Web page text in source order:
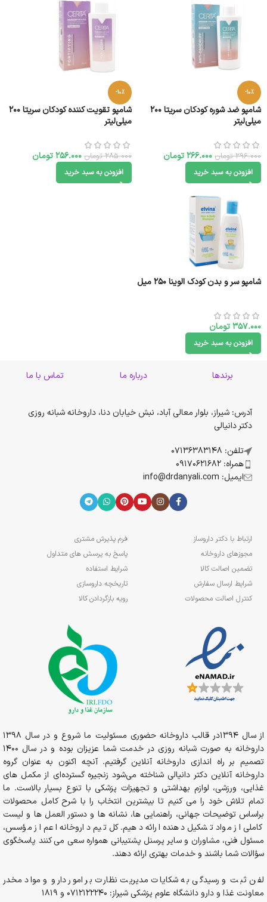
-10%
شامپو ضد شوره کودکان سریتا 200
میلی‌لیتر
296.000 تومان 266.000تومان
افزودن به سبد خرید
-10%
شامپو تقویت کننده کودکان سریتا 200
میلی‌لیتر
285.000 تومان 256.000تومان
افزودن به سبد خرید
شامپو سر و بدن کودک الوینا 250 میل
357.000تومان
افزودن به سبد خرید
برندها درباره ما تماس با ما
آدرس: شیراز، بلوار معالی آباد، نبش خیابان دنا، داروخانه شبانه روزی
دکتر دانیالی
تلفن: 07136383148
همراه: 09170621682
ایمیل: info@drdanyali.com
ارتباط با دکتر داروساز
مجوزهای داروخانه
تضمین اصالت کالا
شرایط ارسال سفارش
کنترل اصالت محصولات
فرم پذیرش مشتری
پاسخ به پرسش های متداول
شرایط استفاده
تاریخچه داروسازی
رویه بازگردادن کالا
از سال 1394در قالب داروخانه حضوری مسئولیت ما شروع و در سال 1398
داروخانه به صورت شبانه روزی در خدمت شما عزیزان بوده و در سال 1400
تصمیم بر راه اندازی داروخانه آنلاین گرفتیم. آنچه اکنون به عنوان گروه
داروخانه آنلاین دکتر دانیالی شناخته می‌شود زنجیره گسترده‌ای از مکمل های
غذایی، ورزشی، لوازم بهداشتی و تجهیزات پزشکی با تنوع بسیار بالاست. ما
تمام تلاش خود را می کنیم تا بیشترین انتخاب را با شرح کامل محصولات
براساس توضیحات جهانی، راهنمایی ها، نشانه ها و دستور العمل ها و لیست
کاملی از مواد تشکیل دهنده ارائه دهیم. کل تیم داروخانه اعم از مؤسس،
مسئول فنی، مشاوران و سایر پرسنل پشتیبانی همواره سعی می کنند پاسخگوی
سؤالات شما باشند و خدمات بهتری ارائه دهند.
لفن ثبت و رسیدگی به شکایات مدیریت نظارت بر امور دارو و مواد مخدر
معاونت غذا و دارو دانشگاه علوم پزشکی شیراز: 0712122240 و 1819